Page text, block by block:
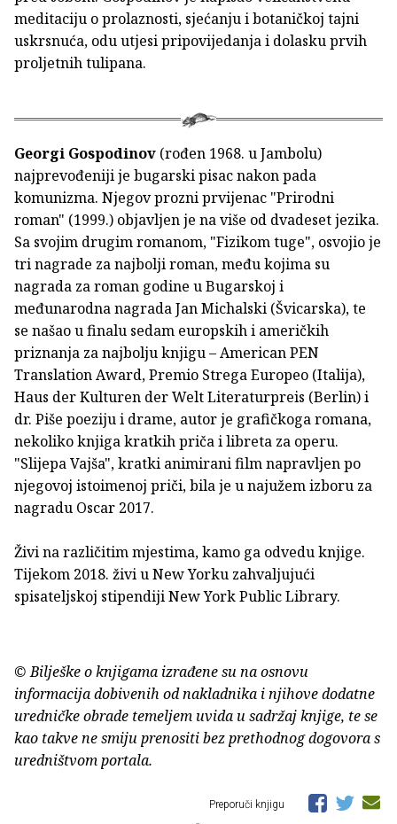
meditaciju o prolaznosti, sjećanju i botaničkoj tajni
uskrsnuća, odu utjesi pripovijedanja i dolasku prvih
proljetnih tulipana.
Georgi Gospodinov (rođen 1968. u Jambolu)
najprevođeniji je bugarski pisac nakon pada
komunizma. Njegov prozni prvijenac "Prirodni
roman" (1999.) objavljen je na više od dvadeset jezika.
Sa svojim drugim romanom, "Fizikom tuge", osvojio je
tri nagrade za najbolji roman, među kojima su
nagrada za roman godine u Bugarskoj i
međunarodna nagrada Jan Michalski (Švicarska), te
se našao u finalu sedam europskih i američkih
priznanja za najbolju knjigu – American PEN
Translation Award, Premio Strega Europeo (Italija),
Haus der Kulturen der Welt Literaturpreis (Berlin) i
dr. Piše poeziju i drame, autor je grafičkoga romana,
nekoliko knjiga kratkih priča i libreta za operu.
"Slijepa Vajša", kratki animirani film napravljen po
njegovoj istoimenoj priči, bila je u najužem izboru za
nagradu Oscar 2017.
Živi na različitim mjestima, kamo ga odvedu knjige.
Tijekom 2018. živi u New Yorku zahvaljujući
spisateljskoj stipendiji New York Public Library.
© Bilješke o knjigama izrađene su na osnovu
informacija dobivenih od nakladnika i njihove dodatne
uredničke obrade temeljem uvida u sadržaj knjige, te se
kao takve ne smiju prenositi bez prethodnog dogovora s
uredništvom portala.
Preporuči knjigu